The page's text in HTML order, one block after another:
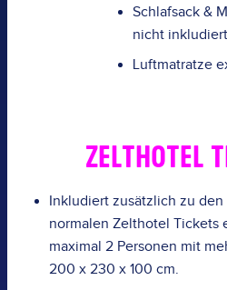
Schlafsack &
nicht inkludiert
Luftmatratze
ZELTHOTEL
Inkludiert zusätzlich zu
normalen Zelthotel Tickets
maximal 2 Personen mit
200 x 230 x 100 cm.